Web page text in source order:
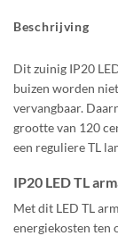
Beschrijving
Dit zuinig IP20
buizen worden
vervangbaar.
grootte van 120
een reguliere TL
IP20 LED TL
Met dit LED TL
energiekosten ten